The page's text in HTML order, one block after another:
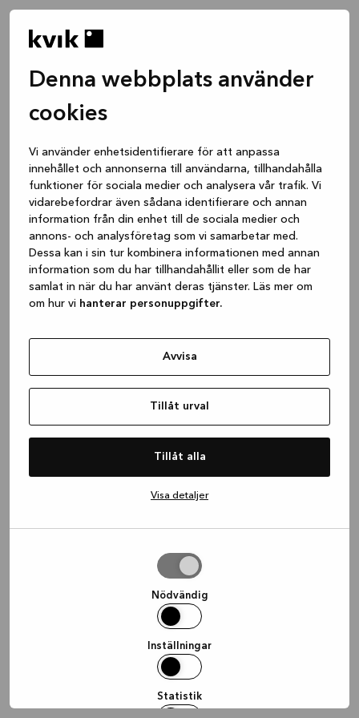
Denna webbplats använder
cookies
Vi använder enhetsidentifierare för att anpassa
innehållet och annonserna till användarna, tillhandahålla
funktioner för sociala medier och analysera vår trafik. Vi
vidarebefordrar även sådana identifierare och annan
information från din enhet till de sociala medier och
annons- och analysföretag som vi samarbetar med.
Dessa kan i sin tur kombinera informationen med annan
information som du har tillhandahållit eller som de har
samlat in när du har använt deras tjänster. Läs mer om
om hur vi hanterar personuppgifter.
Avvisa
Tillåt urval
Tillåt alla
Visa detaljer
Nödvändig
Inställningar
Statistik
(see the browser console for more
information).